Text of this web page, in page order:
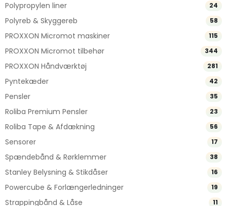
Polypropylen liner 24
Polyreb & Skyggereb 58
PROXXON Micromot maskiner 115
PROXXON Micromot tilbehør 344
PROXXON Håndværktøj 281
Pyntekæder 42
Pensler 35
Roliba Premium Pensler 23
Roliba Tape & Afdækning 56
Sensorer 17
Spændebånd & Rørklemmer 38
Stanley Belysning & Stikdåser 16
Powercube & Forlængerledninger 19
Strappingbånd & Låse 11